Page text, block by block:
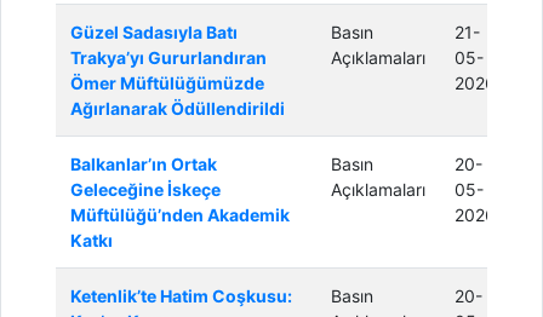
Güzel Sadasıyla Batı
Trakya’yı Gururlandıran
Ömer Müftülüğümüzde
Ağırlanarak Ödüllendirildi
Basın
Açıklamaları
21-
05-
2026
Balkanlar’ın Ortak
Geleceğine İskeçe
Müftülüğü’nden Akademik
Katkı
Basın
Açıklamaları
20-
05-
2026
Ketenlik’te Hatim Coşkusu:
Basın
20-